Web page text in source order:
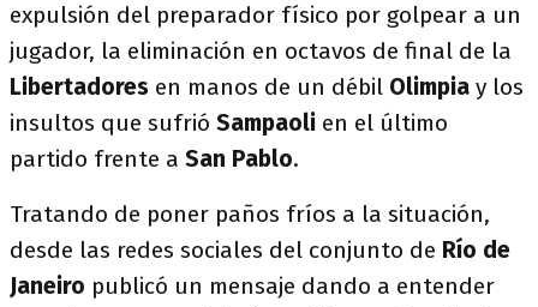
expulsión del preparador físico por golpear a un
jugador, la eliminación en octavos de final de la
Libertadores en manos de un débil Olimpia y los
insultos que sufrió Sampaoli en el último
partido frente a San Pablo.
Tratando de poner paños fríos a la situación,
desde las redes sociales del conjunto de Río de
Janeiro publicó un mensaje dando a entender